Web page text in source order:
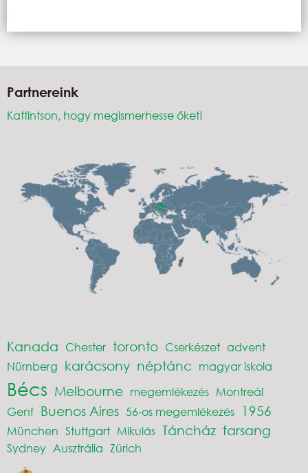
Partnereink
Kattintson, hogy megismerhesse őket!
Kanada Chester toronto Cserkészet advent
Nürnberg karácsony néptánc magyar iskola
Bécs Melbourne megemlékezés Montreál
Genf Buenos Aires 56-os megemlékezés 1956
München Stuttgart Mikulás Táncház farsang
Sydney Ausztrália Zürich